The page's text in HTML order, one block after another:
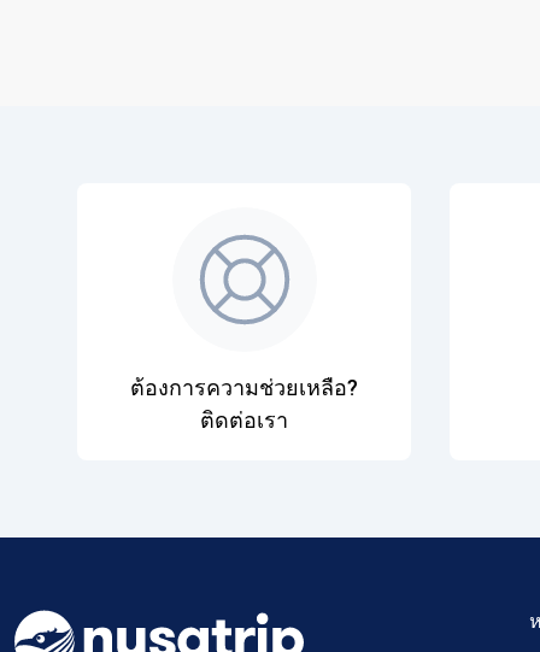
ต้องการความช่วยเหลือ?
ติดต่อเรา